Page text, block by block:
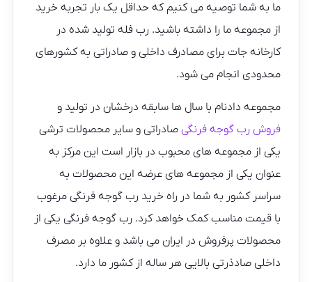
ما به شما توصیه می کنیم که حداقل یک بار تجربه خرید
از مجموعه ما را داشته باشید. رب فله تولید شده در
کارخانه جات برای مصادرف داخلی و صادراتی به کشورهای
محدودی انجام می شود.
مجموعه دادنام با سال ها سابقه درخشان در تولید و
فروش رب گوجه فرنگی صادراتی و سایر محصولات ترشی
یکی از مجموعه های محبوب در بازار است این مرکز به
عنوان یکی از مجموعه های عرضه این محصولات به
سراسر کشور به شما در راه خرید رب گوجه فرنگی مرغوب
با قیمت مناسب کمک خواهد کرد. رب گوجه فرنگی یکی از
محصولات پرفروش در ایران می باشد و علاوه بر مصرف
داخلی صادذرتی بالایی هر ساله از کشور ما دارد.